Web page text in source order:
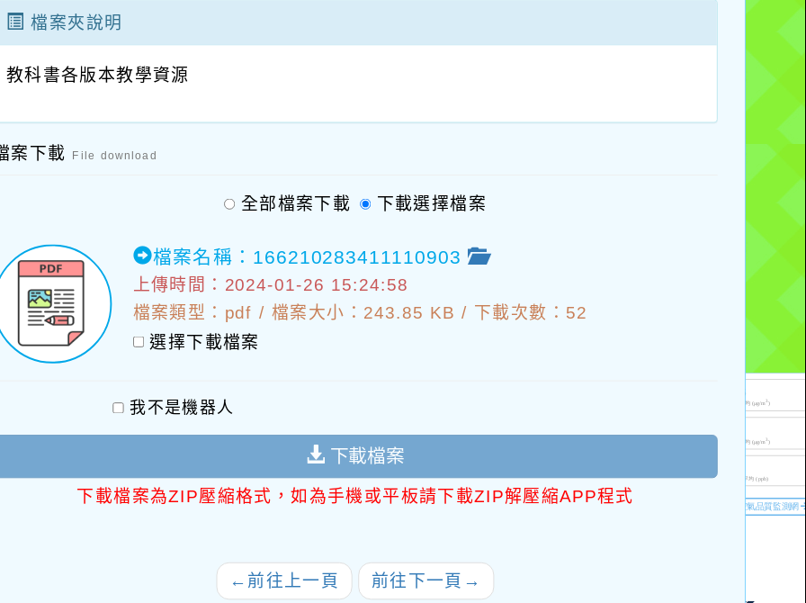
檔案夾說明
教科書各版本教學資源
案下載 File download
全部檔案下載 下載選擇檔案
檔案名稱：166210283411110903
上傳時間：2024-01-26 15:24:58
檔案類型：pdf / 檔案大小：243.85 KB / 下載次數：52
選擇下載檔案
我不是機器人
下載檔案
下載檔案為ZIP壓縮格式，如為手機或平板請下載ZIP解壓縮APP程式
← 前往上一頁 前往下一頁 →